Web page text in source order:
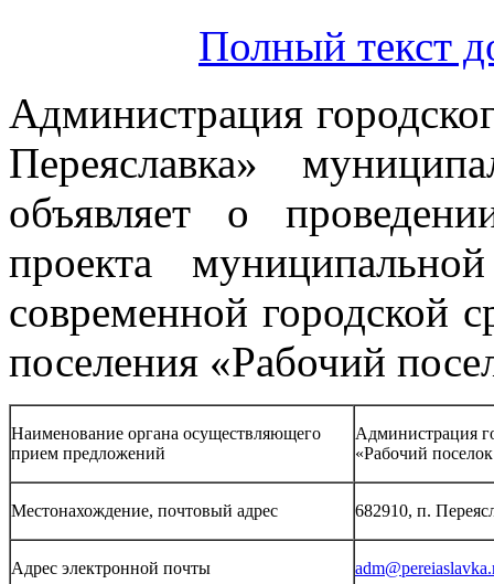
Полный текст
Администрация
Переяславка»
объявляет о
проекта
современной городской
поселения «Рабочий
Наименование органа осуществляющего
прием предложений
Администрация
«Рабочий
Местонахождение, почтовый адрес 682910, п.
Адрес электронной почты